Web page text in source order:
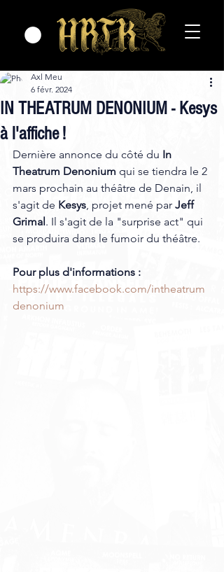
IN THEATRUM DENONIUM - Kesys
à l'affiche !
Axl Meu
6 févr. 2024
Dernière annonce du côté du In
Theatrum Denonium qui se tiendra le 2
mars prochain au théâtre de Denain, il
s'agit de Kesys , projet mené par Jeff
Grimal. Il s'agit de la "surprise act" qui
se produira dans le fumoir du théâtre.
Pour plus d'informations :
https://www.facebook.com/intheatrum
denonium